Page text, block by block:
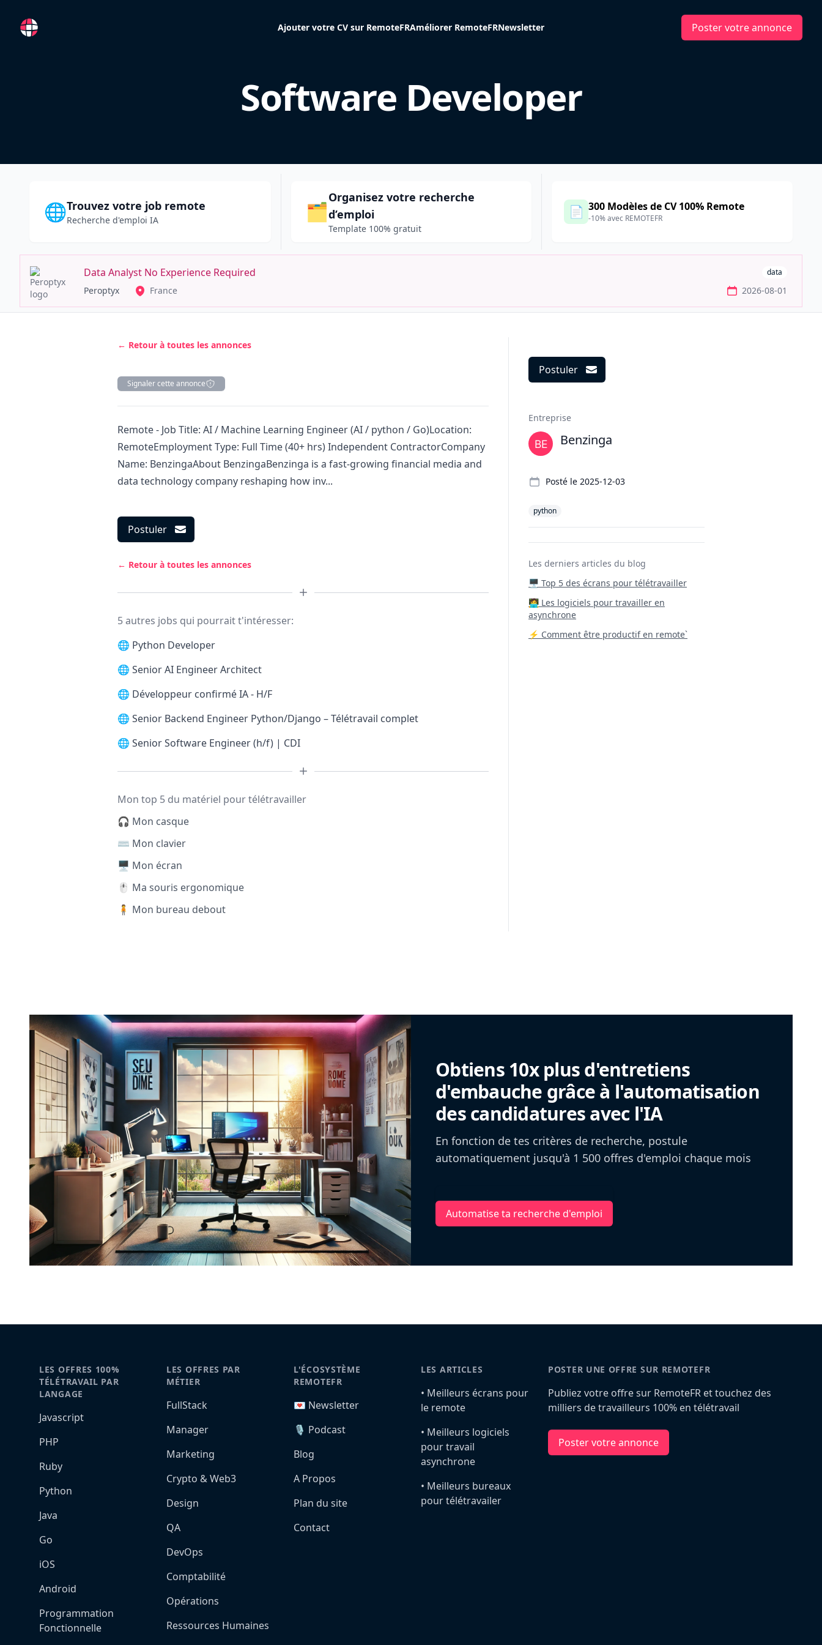
RemoteFR Ajouter votre CV sur RemoteFRAméliorer RemoteFRNewsletter Poster votre annonce
Software Developer
🌐Trouvez votre job remote
Recherche d'emploi IA 🗂️
Organisez votre recherche
d’emploi
Template 100% gratuit
📄 300 Modèles de CV 100% Remote
-10% avec REMOTEFR
Data Analyst No Experience Required data
Peroptyx France 2026-08-01
← Retour à toutes les annonces
Signaler cette annonce
Description
Remote - Job Title: AI / Machine Learning Engineer (AI / python / Go)Location:
RemoteEmployment Type: Full Time (40+ hrs) Independent ContractorCompany
Name: BenzingaAbout BenzingaBenzinga is a fast-growing financial media and
data technology company reshaping how inv...
Postuler
← Retour à toutes les annonces
5 autres jobs qui pourrait t'intéresser:
🌐 Python Developer
🌐 Senior AI Engineer Architect
🌐 Développeur confirmé IA - H/F
🌐 Senior Backend Engineer Python/Django – Télétravail complet
🌐 Senior Software Engineer (h/f) | CDI
Mon top 5 du matériel pour télétravailler
🎧 Mon casque
⌨️ Mon clavier
🖥️ Mon écran
🖱️ Ma souris ergonomique
🧍 Mon bureau debout
Postuler
Entreprise
Benzinga
Posté le 2025-12-03
python
Les derniers articles du blog
🖥️ Top 5 des écrans pour télétravailler
‍🧑‍💻 Les logiciels pour travailler en
asynchrone
⚡ Comment être productif en remote`
Obtiens 10x plus d'entretiens
d'embauche grâce à l'automatisation
des candidatures avec l'IA
En fonction de tes critères de recherche, postule
automatiquement jusqu'à 1 500 offres d'emploi chaque mois
Automatise ta recherche d'emploi
LES OFFRES 100%
TÉLÉTRAVAIL PAR
LANGAGE
Javascript
PHP
Ruby
Python
Java
Go
iOS
Android
Programmation
Fonctionnelle
LES OFFRES PAR
MÉTIER
FullStack
Manager
Marketing
Crypto & Web3
Design
QA
DevOps
Comptabilité
Opérations
Ressources Humaines
L'ÉCOSYSTÈME
REMOTEFR
💌 Newsletter
🎙️ Podcast
Blog
A Propos
Plan du site
Contact
LES ARTICLES
•️ Meilleurs écrans pour
le remote
•️ Meilleurs logiciels
pour travail
asynchrone
•️ Meilleurs bureaux
pour télétravailer
POSTER UNE OFFRE SUR REMOTEFR
Publiez votre offre sur RemoteFR et touchez des
milliers de travailleurs 100% en télétravail
Poster votre annonce